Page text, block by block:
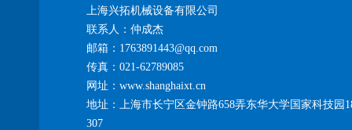
上海兴拓机械设备有限公司
联系人：仲成杰
邮箱：1763891443@qq.com
传真：021-62789085
网址：www.shanghaixt.cn
地址：上海市长宁区金钟路658弄东华大学国家科技园
307